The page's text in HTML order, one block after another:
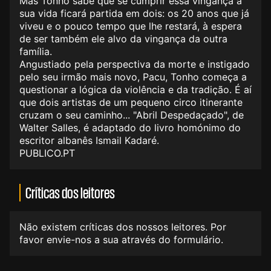
sua vida ficará partida em dois: os 20 anos que já
viveu e o pouco tempo que lhe restará, à espera
de ser também ele alvo da vingança da outra
família.
Angustiado pela perspectiva da morte e instigado
pelo seu irmão mais novo, Pacu, Tonho começa a
questionar a lógica da violência e da tradição. É aí
que dois artistas de um pequeno circo itinerante
cruzam o seu caminho... "Abril Despedaçado", de
Walter Salles, é adaptado do livro homónimo do
escritor albanês Ismail Kadaré.
PUBLICO.PT
Críticas dos leitores
Não existem críticas dos nossos leitores. Por
favor envie-nos a sua através do formulário.